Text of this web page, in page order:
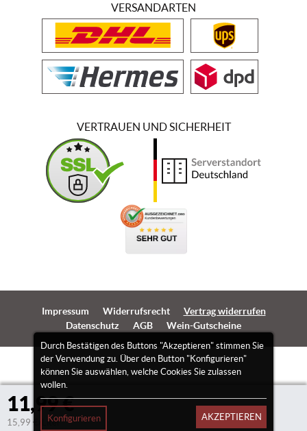
11,99 €
15,99 €/Liter
Durch Bestätigen des Buttons "Akzeptieren" stimmen Sie
der Verwendung zu. Über den Button "Konfigurieren"
können Sie auswählen, welche Cookies Sie zulassen
wollen.
Konfigurieren AKZEPTIEREN
VERSANDARTEN
VERTRAUEN UND SICHERHEIT
Impressum Widerrufsrecht
Vertrag widerrufen
Datenschutz
AGB Wein-Gutscheine